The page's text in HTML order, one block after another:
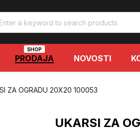
PRODAJA
SHOP
NOVOSTI
ZA OGRADU 20X20 100053
UKARSI ZA